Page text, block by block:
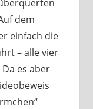
dem
einfach die
– alle vier
es aber